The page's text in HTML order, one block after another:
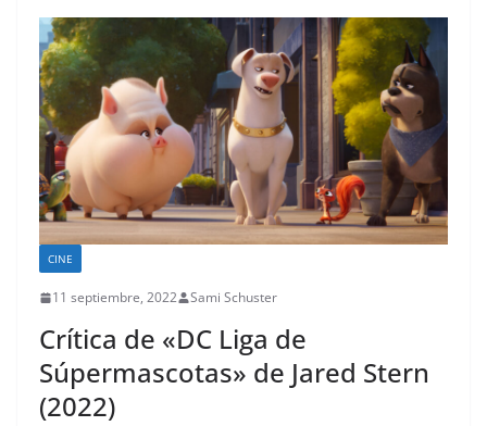
CINE
11 septiembre, 2022 Sami Schuster
Crítica de «DC Liga de
Súpermascotas» de Jared Stern
(2022)